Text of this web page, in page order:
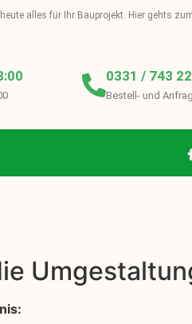
alles für Ihr Bauprojekt. Hier gehts
0331 / 743
Bestell- und